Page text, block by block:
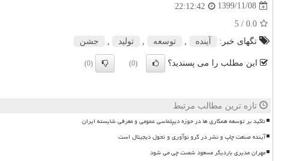
1399/11/08
22:12:42
0.0
/ 5
تگهای خبر:
آینده توسعه تولید جشن
این مطلب را می پسندید؟ (0)
(0)
تازه ترین مطالب مرتبط
تاکید بر توسعه همکاری ها در حوزه دیپلماسی عمومی و معرفی شایسته ایران
آینده صنعت چاپ و نشر در گرو نوآوری و تحول دیجیتال است
مهران مدیری باردیگر مسعود شصت چی می شود